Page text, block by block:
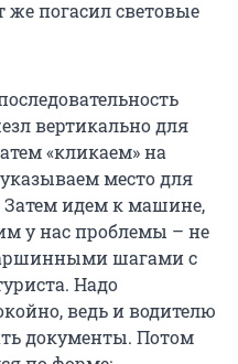
же погасил световые
вертикально для
«кликаем» на
место для
Затем идем к машине,
у нас проблемы – не
аршинными шагами с
Надо
ведь и водителю
документы. Потом